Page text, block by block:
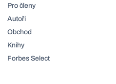
Pro členy
Autoři
Obchod
Knihy
Forbes Select